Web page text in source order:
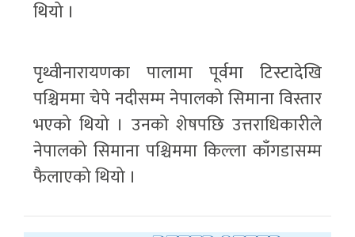
थियो ।
पृथ्वीनारायणका पालामा पूर्वमा टिस्टादेखि
पश्चिममा चेपे नदीसम्म नेपालको सिमाना विस्तार
भएको थियो । उनको शेषपछि उत्तराधिकारीले
नेपालको सिमाना पश्चिममा किल्ला काँगडासम्म
फैलाएको थियो ।